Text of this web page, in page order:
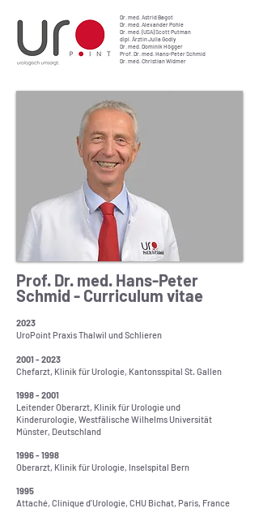
Dr. med. Astrid Bagot
Dr. med. Alexander Pohle
Dr. med. (USA) Scott Putman
dipl. Ärztin Julia Godly
Dr. med. Dominik Högger
Prof. Dr. med. Hans-Peter Schmid
Dr. med. Christian Widmer
Prof. Dr. med. Hans-Peter
Schmid - Curriculum vitae
2023
UroPoint Praxis Thalwil und Schlieren
2001 - 2023
Chefarzt, Klinik für Urologie, Kantonsspital St. Gallen
1998 - 2001
Leitender Oberarzt, Klinik für Urologie und
Kinderurologie, Westfälische Wilhelms Universität
Münster, Deutschland
1996 - 1998
Oberarzt, Klinik für Urologie, Inselspital Bern
1995
Attaché, Clinique d'Urologie, CHU Bichat, Paris, France